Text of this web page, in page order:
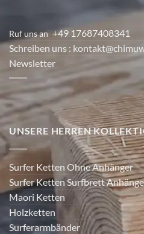
Ruf uns an:+49 17687408341
Schreiben uns :
Newsletter
UNSERE HERREN
Surfer Ketten Ohne Anhänger
Surfer Ketten Surfbrett
Maori Ketten
Holzketten
Surferarmbänder